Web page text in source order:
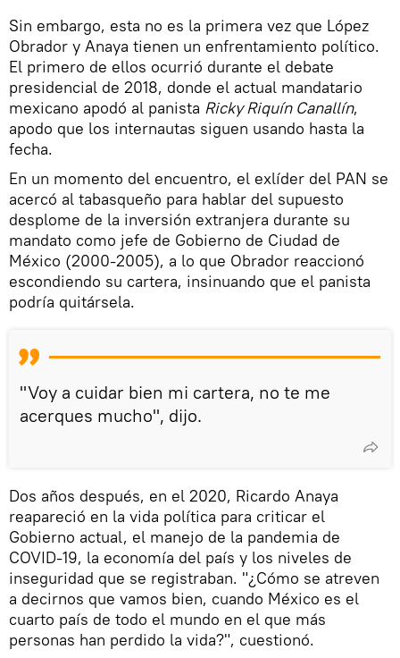
Sin embargo, esta no es la primera vez que López
Obrador y Anaya tienen un enfrentamiento político.
El primero de ellos ocurrió durante el debate
presidencial de 2018, donde el actual mandatario
mexicano apodó al panista Ricky Riquín Canallín,
apodo que los internautas siguen usando hasta la
fecha.
En un momento del encuentro, el exlíder del PAN se
acercó al tabasqueño para hablar del supuesto
desplome de la inversión extranjera durante su
mandato como jefe de Gobierno de Ciudad de
México (2000-2005), a lo que Obrador reaccionó
escondiendo su cartera, insinuando que el panista
podría quitársela.
"Voy a cuidar bien mi cartera, no te me
acerques mucho", dijo.
Dos años después, en el 2020, Ricardo Anaya
reapareció en la vida política para criticar el
Gobierno actual, el manejo de la pandemia de
COVID-19, la economía del país y los niveles de
inseguridad que se registraban. "¿Cómo se atreven
a decirnos que vamos bien, cuando México es el
cuarto país de todo el mundo en el que más
personas han perdido la vida?", cuestionó.